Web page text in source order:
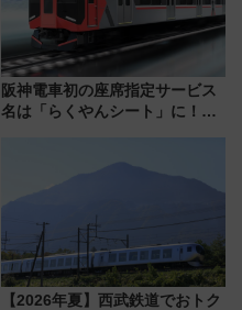
阪神電車初の座席指定サービス
名は「らくやんシート」に！新
【2026年夏】西武鉄道でおトク